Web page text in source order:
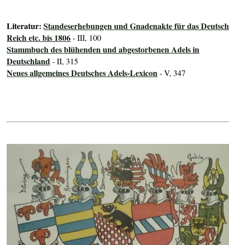
Literatur:Standeserhebungen und Gnadenakte für das
Reich etc. bis 1806- III, 100
Stammbuch des blühenden und abgestorbenen Adels in
Deutschland- II, 315
Neues allgemeines Deutsches Adels-Lexicon- V, 347